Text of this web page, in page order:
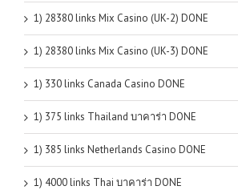
1) 28380 links Mix Casino (UK-2) DONE
1) 28380 links Mix Casino (UK-3) DONE
1) 330 links Canada Casino DONE
1) 375 links Thailand บาคาร่า DONE
1) 385 links Netherlands Casino DONE
1) 4000 links Thai บาคาร่า DONE